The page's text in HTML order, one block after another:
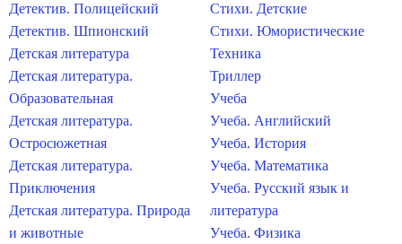
Детектив. Полицейский
Детектив. Шпионский
Детская литература
Детская литература.
Образовательная
Детская литература.
Остросюжетная
Детская литература.
Приключения
Детская литература. Природа
и животные
Стихи. Детские
Стихи. Юмористические
Техника
Триллер
Учеба
Учеба. Английский
Учеба. История
Учеба. Математика
Учеба. Русский язык и
литература
Учеба. Физика